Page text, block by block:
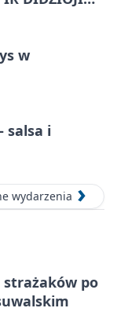
w
salsa i
wydarzenia
po